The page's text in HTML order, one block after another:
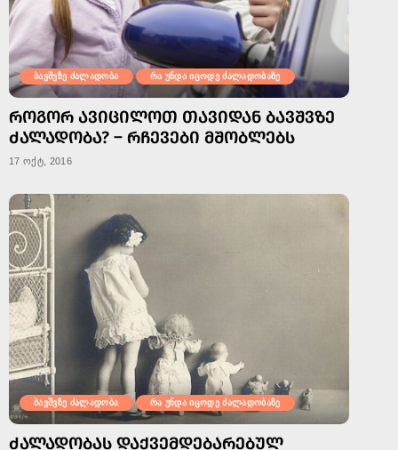
ბავშვზე ძალადობა რა უნდა იცოდე ძალადობაზე
ᲠᲝᲒᲝᲠ ᲐᲕᲘᲪᲘᲚᲝᲗ ᲗᲐᲕᲘᲓᲐᲜ ᲑᲐᲕᲨᲕᲖᲔ
ᲫᲐᲚᲐᲓᲝᲑᲐ? – ᲠᲩᲔᲕᲔᲑᲘ ᲛᲨᲝᲑᲚᲔᲑᲡ
17 ოქტ, 2016
ბავშვზე ძალადობა რა უნდა იცოდე ძალადობაზე
ᲫᲐᲚᲐᲓᲝᲑᲐᲡ ᲓᲐᲥᲕᲔᲛᲓᲔᲑᲐᲠᲔᲑᲣᲚ